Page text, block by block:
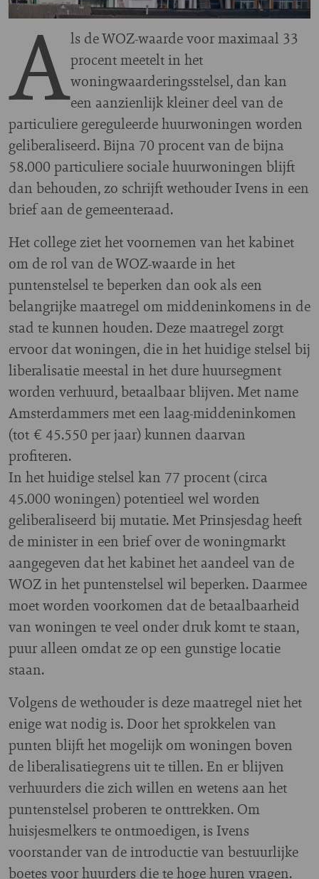
Als de WOZ-waarde voor maximaal 33
procent meetelt in het
woningwaarderingsstelsel, dan kan
een aanzienlijk kleiner deel van de
particuliere gereguleerde huurwoningen worden
geliberaliseerd. Bijna 70 procent van de bijna
58.000 particuliere sociale huurwoningen blijft
dan behouden, zo schrijft wethouder Ivens in een
brief aan de gemeenteraad.
Het college ziet het voornemen van het kabinet
om de rol van de WOZ-waarde in het
puntenstelsel te beperken dan ook als een
belangrijke maatregel om middeninkomens in de
stad te kunnen houden. Deze maatregel zorgt
ervoor dat woningen, die in het huidige stelsel bij
liberalisatie meestal in het dure huursegment
worden verhuurd, betaalbaar blijven. Met name
Amsterdammers met een laag-middeninkomen
(tot € 45.550 per jaar) kunnen daarvan
profiteren.
In het huidige stelsel kan 77 procent (circa
45.000 woningen) potentieel wel worden
geliberaliseerd bij mutatie. Met Prinsjesdag heeft
de minister in een brief over de woningmarkt
aangegeven dat het kabinet het aandeel van de
WOZ in het puntenstelsel wil beperken. Daarmee
moet worden voorkomen dat de betaalbaarheid
van woningen te veel onder druk komt te staan,
puur alleen omdat ze op een gunstige locatie
staan.
Volgens de wethouder is deze maatregel niet het
enige wat nodig is. Door het sprokkelen van
punten blijft het mogelijk om woningen boven
de liberalisatiegrens uit te tillen. En er blijven
verhuurders die zich willen en wetens aan het
puntenstelsel proberen te onttrekken. Om
huisjesmelkers te ontmoedigen, is Ivens
voorstander van de introductie van bestuurlijke
boetes voor huurders die te hoge huren vragen.